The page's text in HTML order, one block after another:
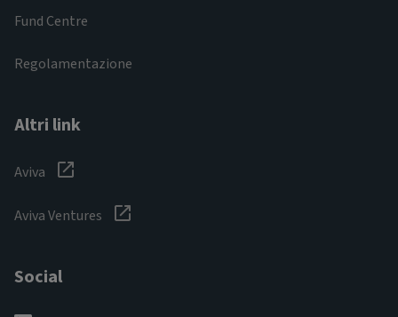
Fund Centre
Regolamentazione
Altri link
Aviva
Aviva Ventures
Social